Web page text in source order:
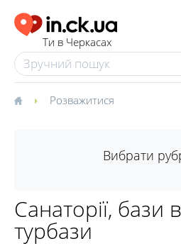
Ти в Черкасах
Розважитися
Вибрати
Санаторії, бази
турбази